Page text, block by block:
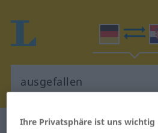
Deutsch-Kroatisch Wörterbuch
Ihre Privatsphäre ist uns wichtig